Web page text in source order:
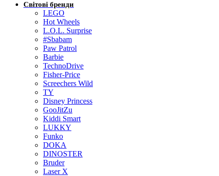
Світові бренди
LEGO
Hot Wheels
L.O.L. Surprise
#Sbabam
Paw Patrol
Barbie
TechnoDrive
Fisher-Price
Screechers Wild
TY
Disney Princess
GooJitZu
Kiddi Smart
LUKKY
Funko
DOKA
DINOSTER
Bruder
Laser X